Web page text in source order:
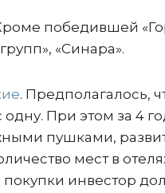
победившей
«Синара».
. Предполагалось,
При этом за 4
пушками,
мест в
инвестор